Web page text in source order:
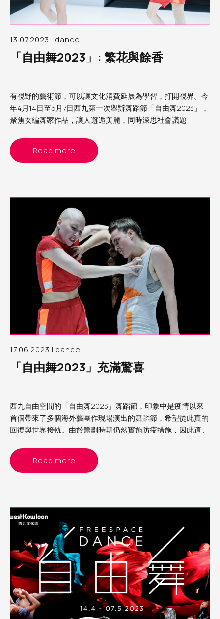
13.07.2023 | dance
「自由舞2023」: 繁花與餘香
有視野的藝術節，可以讓文化消費延展為學習，打開視界。今
年4月14日至5月7日西九第一次舉辦舞蹈節「自由舞2023」，
聚焦女編舞家作品，讓人邂逅美麗，同時深思社會議題
Read more
17.06.2023 | dance
「自由舞2023」充滿驚喜
西九自由空間的「自由舞2023」舞蹈節，印象中是疫情以來
首個帶來了多個海外藝團作現場演出的舞蹈節，希望從此真的
回復與世界接軌。由於籌劃時期仍然實施防疫措施，因此這次
自德國的《女俠傳奇》、比利時的《沒有最壞》及以色列的
《異想客廳》，各有特色，頗有驚喜
Read more